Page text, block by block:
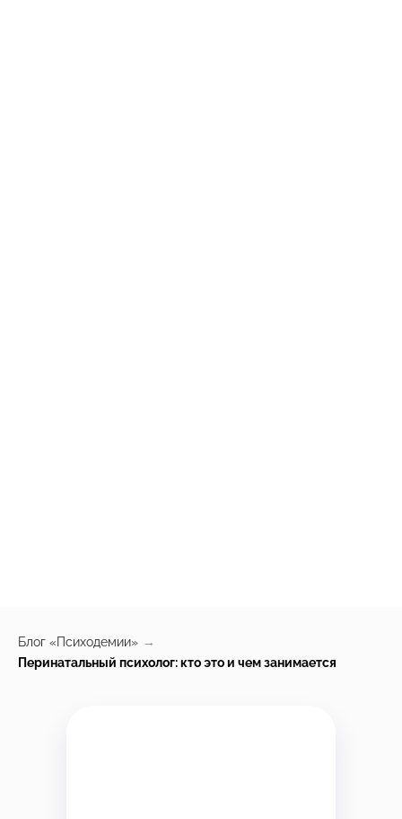
Блог «Психодемии» →
Перинатальный психолог: кто это и чем занимается